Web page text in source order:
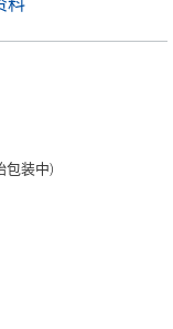
料
包装中)